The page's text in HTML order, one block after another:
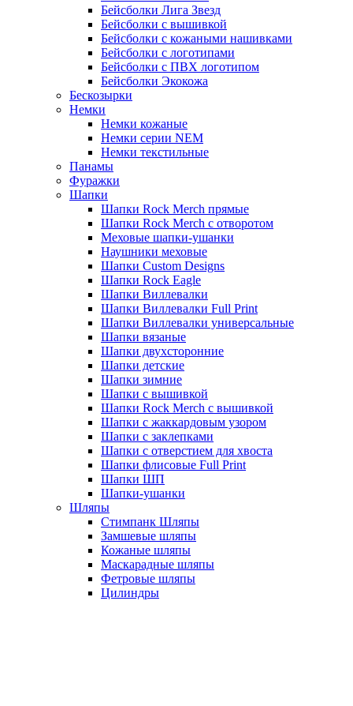
Бейсболки Лига Звезд
Бейсболки с вышивкой
Бейсболки с кожаными нашивками
Бейсболки с логотипами
Бейсболки с ПВХ логотипом
Бейсболки Экокожа
Бескозырки
Немки
Немки кожаные
Немки серии NEM
Немки текстильные
Панамы
Фуражки
Шапки
Шапки Rock Merch прямые
Шапки Rock Merch с отворотом
Меховые шапки-ушанки
Наушники меховые
Шапки Custom Designs
Шапки Rock Eagle
Шапки Виллевалки
Шапки Виллевалки Full Print
Шапки Виллевалки универсальные
Шапки вязаные
Шапки двухсторонние
Шапки детские
Шапки зимние
Шапки с вышивкой
Шапки Rock Merch с вышивкой
Шапки с жаккардовым узором
Шапки с заклепками
Шапки с отверстием для хвоста
Шапки флисовые Full Print
Шапки ШП
Шапки-ушанки
Шляпы
Стимпанк Шляпы
Замшевые шляпы
Кожаные шляпы
Маскарадные шляпы
Фетровые шляпы
Цилиндры